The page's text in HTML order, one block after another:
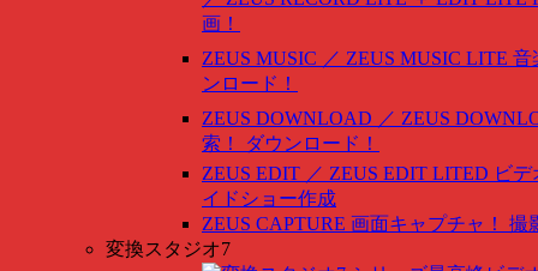
画！
ZEUS MUSIC ／ ZEUS MUSIC LITE 音
ンロード！
ZEUS DOWNLOAD ／ ZEUS
索！ ダウンロード！
ZEUS EDIT ／ ZEUS EDIT LITED ビ
イドショー作成
ZEUS CAPTURE 画面キャプチャ！ 撮
変換スタジオ7